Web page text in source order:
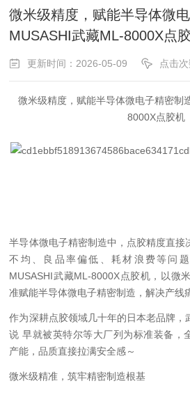
微米级精度，赋能半导体微
MUSASHI武藏ML-8000X点
更新时间：2026-05-09 点击
微米级精度，赋能半导体微电子精密
8000X点胶机
半导体微电子精密制造中，点胶精度直接
不均、良品率偏低、耗材浪费等问
MUSASHI武藏ML-8000X点胶机，以微
准赋能半导体微电子精密制造，解决产线
作为深耕点胶领域几十年的日本老品牌，
说 早就被英特尔等大厂列为标准装备，
产能，品质直接拉满安全感～
微米级精准，筑牢精密制造根基